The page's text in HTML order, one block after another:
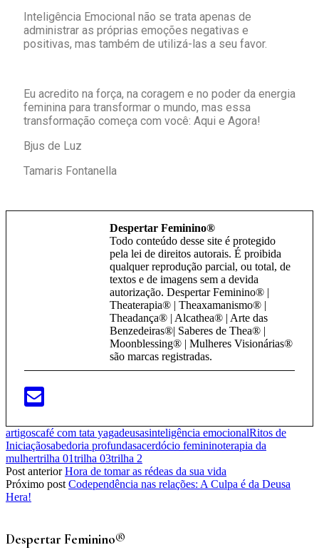
Inteligência Emocional não se trata apenas de
administrar as próprias emoções negativas e
positivas, mas também de utilizá-las a seu favor.
Eu acredito na força, na coragem e no poder da energia
feminina para transformar o mundo, mas essa
transformação começa com você: Aqui e Agora!
Bjus de Luz
Tamaris Fontanella
Despertar Feminino®
Todo conteúdo desse site é protegido
pela lei de direitos autorais. É proibida
qualquer reprodução parcial, ou total, de
textos e de imagens sem a devida
autorização. Despertar Feminino® |
Theaterapia® | Theaxamanismo® |
Theadança® | Alcathea® | Arte das
Benzedeiras®| Saberes de Thea® |
Moonblessing® | Mulheres Visionárias®
são marcas registradas.
artigoscafé com tata yagadeusasinteligência emocionalRitos de
Iniciaçãosabedoria profundasacerdócio femininoterapia da
mulhertrilha 01trilha 03trilha 2
Post anterior Hora de tomar as rédeas da sua vida
Próximo post Codependência nas relações: A Culpa é da Deusa
Hera!
Despertar Feminino®